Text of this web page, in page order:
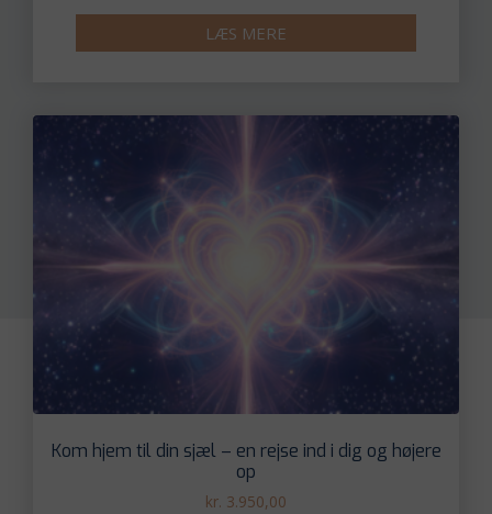
LÆS MERE
Kom hjem til din sjæl – en rejse ind i dig og højere
op
kr. 3.950,00